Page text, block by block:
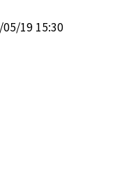
05/19 15:30